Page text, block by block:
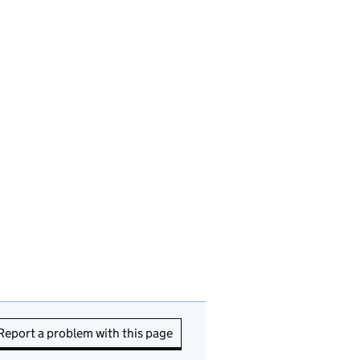
a problem with this page